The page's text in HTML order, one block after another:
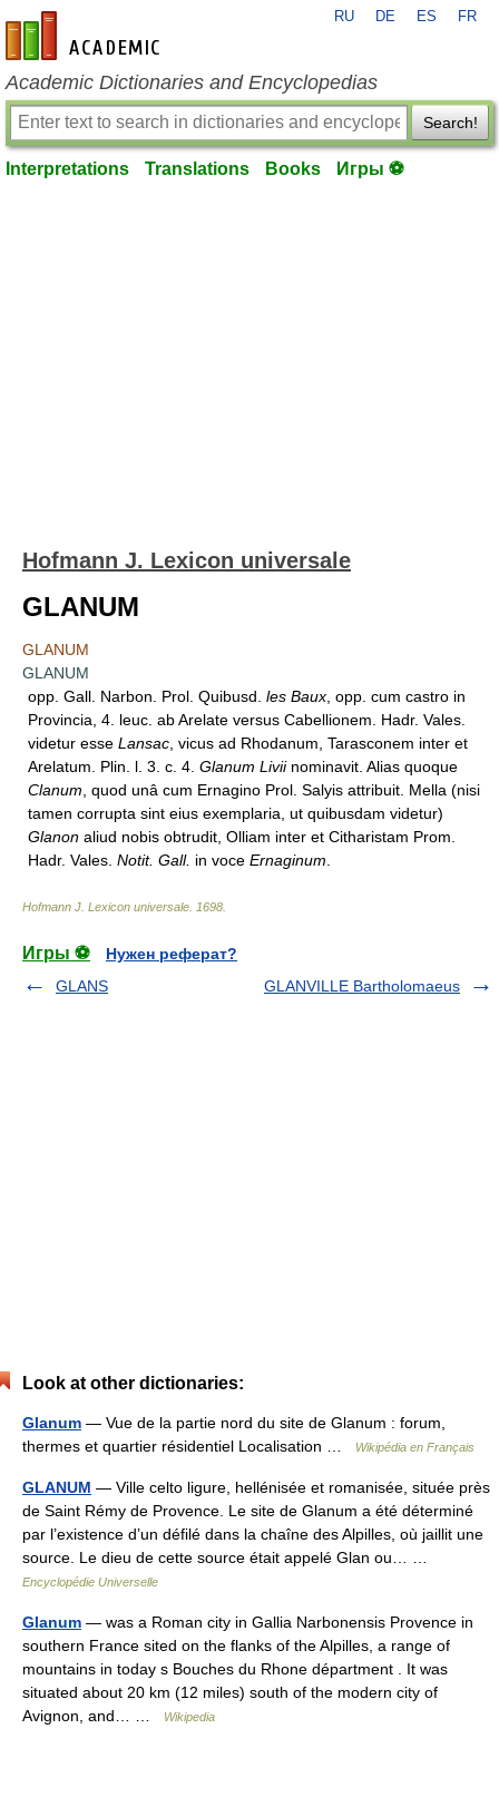
en-academic.com
RU DE ES FR
Academic Dictionaries and Encyclopedias
Search!
Interpretations Translations Books Игры ⚽
Hofmann J. Lexicon universale
GLANUM
GLANUM
GLANUM
opp. Gall. Narbon. Prol. Quibusd. les Baux , opp. cum castro in
Provincia, 4. leuc. ab Arelate versus Cabellionem. Hadr. Vales.
videtur esse Lansac , vicus ad Rhodanum, Tarasconem inter et
Arelatum. Plin. l. 3. c. 4. Glanum Liviinominavit. Alias quoque
Clanum , quod unâ cum Ernagino Prol. Salyis attribuit. Mella (nisi
tamen corrupta sint eius exemplaria, ut quibusdam videtur)
Glanon aliud nobis obtrudit, Olliam inter et Citharistam Prom.
Hadr. Vales. Notit. Gall. in voce Ernaginum
Hofmann J. Lexicon universale 1698
Игры ⚽
Нужен реферат?
GLANS
GLANVILLE Bartholomaeus
Look at other dictionaries:
Glanum — Vue de la partie nord du site de Glanum : forum,
thermes et quartier résidentiel Localisation …
Wikipédia en Français
GLANUM — Ville celto ligure, hellénisée et romanisée, située près
de Saint Rémy de Provence. Le site de Glanum a été déterminé
par l’existence d’un défilé dans la chaîne des Alpilles, où jaillit une
source. Le dieu de cette source était appelé Glan ou… …
Encyclopédie Universelle
Glanum — was a Roman city in Gallia Narbonensis Provence in
southern France sited on the flanks of the Alpilles, a range of
mountains in today s Bouches du Rhone départment . It was
situated about 20 km (12 miles) south of the modern city of
Avignon, and… …
Wikipedia